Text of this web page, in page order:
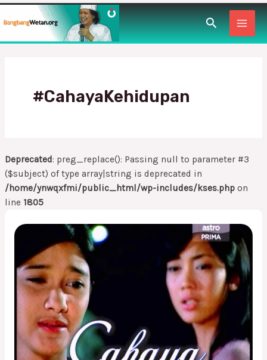
ke
Cari
#CahayaKehidupan
Deprecated: preg_replace(): Passing null to parameter #3
($subject) of type array|string is deprecated in
/home/ynwqxfmi/public_html/wp-includes/kses.php on
line 1805
Mengenali
untuk
menjemputnya